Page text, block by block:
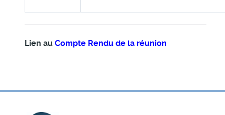
Lien au Compte Rendu de la réunion